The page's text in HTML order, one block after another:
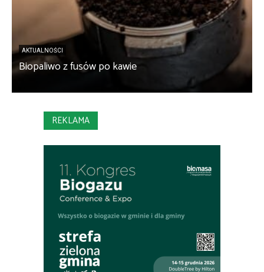
AKTUALNOŚCI
Biopaliwo z fusów po kawie
REKLAMA